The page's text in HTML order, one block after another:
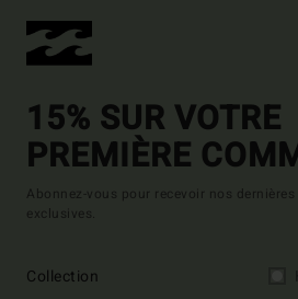
15% SUR VOTRE
PREMIÈRE
Abonnez-vous pour recevoir nos
exclusives.
Collection